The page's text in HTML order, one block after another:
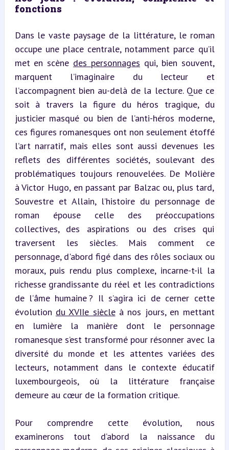
fonctions
Dans le vaste paysage de la littérature, le roman
occupe une place centrale, notamment parce qu’il
met en scène des personnages qui, bien souvent,
marquent l’imaginaire du lecteur et
l’accompagnent bien au-delà de la lecture. Que ce
soit à travers la figure du héros tragique, du
justicier masqué ou bien de l’anti-héros moderne,
ces figures romanesques ont non seulement étoffé
l’art narratif, mais elles sont aussi devenues les
reflets des différentes sociétés, soulevant des
problématiques toujours renouvelées. De Molière
à Victor Hugo, en passant par Balzac ou, plus tard,
Souvestre et Allain, l’histoire du personnage de
roman épouse celle des préoccupations
collectives, des aspirations ou des crises qui
traversent les siècles. Mais comment ce
personnage, d'abord figé dans des rôles sociaux ou
moraux, puis rendu plus complexe, incarne-t-il la
richesse grandissante du réel et les contradictions
de l’âme humaine ? Il s’agira ici de cerner cette
évolution du XVIIe siècle à nos jours, en mettant
en lumière la manière dont le personnage
romanesque s’est transformé pour résonner avec la
diversité du monde et les attentes variées des
lecteurs, notamment dans le contexte éducatif
luxembourgeois, où la littérature française
demeure au cœur de la formation critique.
Pour comprendre cette évolution, nous
examinerons tout d’abord la naissance du